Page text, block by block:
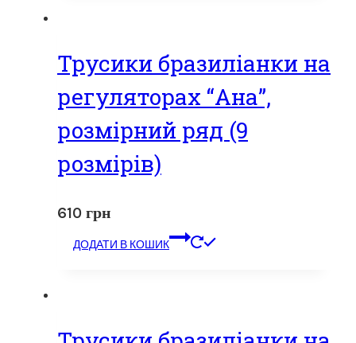
Трусики бразиліанки на
регуляторах “Ана”,
розмірний ряд (9
розмірів)
610 грн
ДОДАТИ В КОШИК